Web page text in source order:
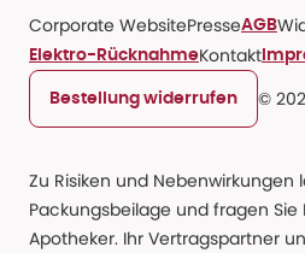
Corporate WebsitePresseAGB
Elektro-RücknahmeKontakt
Bestellung widerrufen ©
Zu Risiken und Nebenwirkungen
Packungsbeilage und fragen Sie
Apotheker. Ihr Vertragspartner